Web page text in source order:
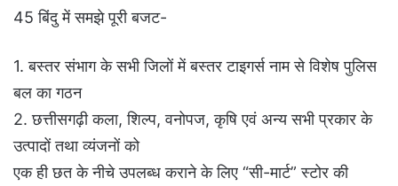
45 बिंदु में समझे पूरी बजट-
1. बस्तर संभाग के सभी जिलों में बस्तर टाइगर्स नाम से विशेष पुलिस
बल का गठन
2. छत्तीसगढ़ी कला, शिल्प, वनोपज, कृषि एवं अन्य सभी प्रकार के
उत्पादों तथा व्यंजनों को
एक ही छत के नीचे उपलब्ध कराने के लिए “सी-मार्ट” स्टोर की